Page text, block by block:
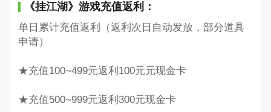
《挂江湖》游戏充值返利：
单日累计充值返利（返利次日自动发放，部分道具
申请）
★充值100~499元返利100元元现金卡
★充值500~999元返利300元现金卡